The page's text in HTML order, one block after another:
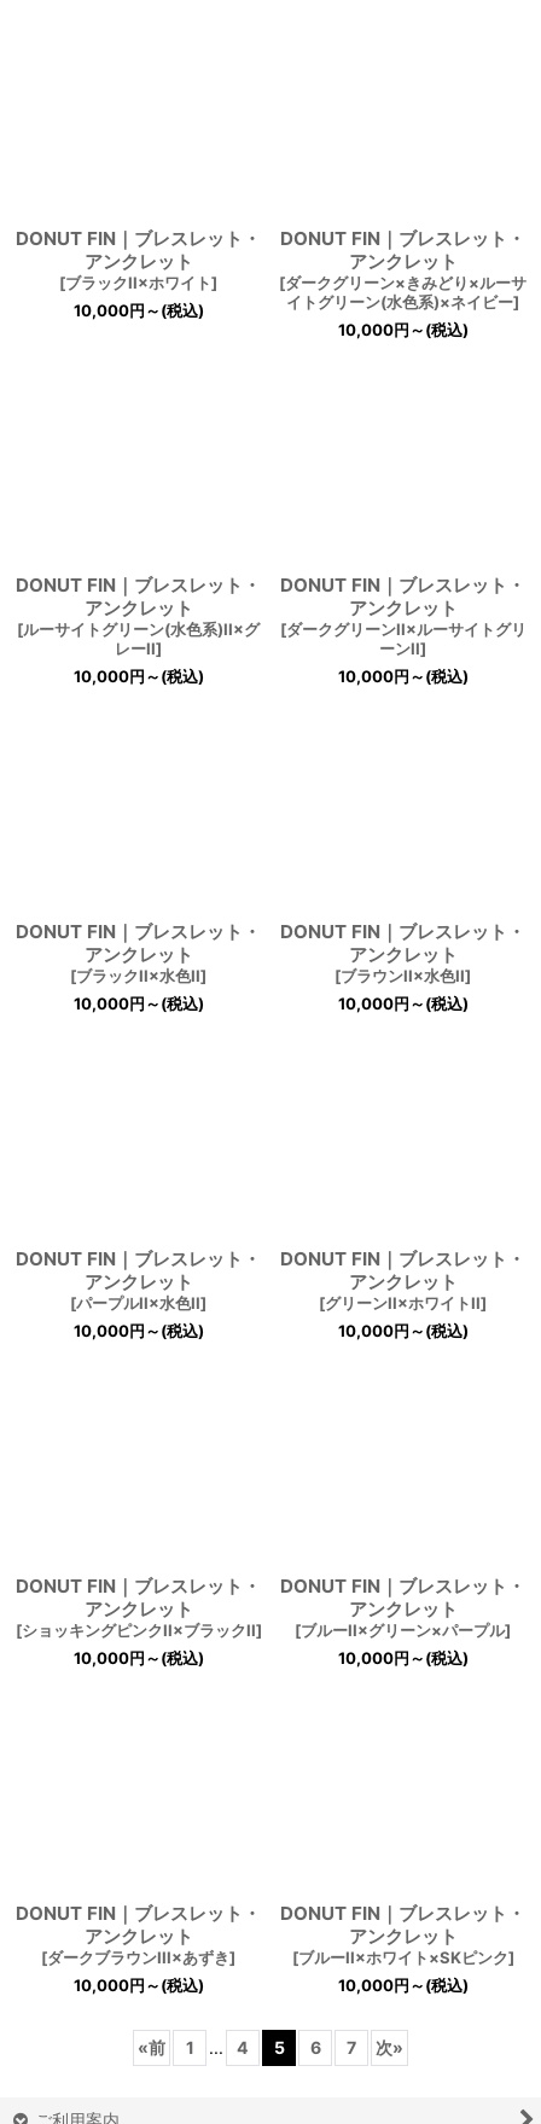
DONUT FIN｜ブレスレット・
アンクレット
[ブラックII×ホワイト]
10,000円～(税込)
DONUT FIN｜ブレスレット・
アンクレット
[ダークグリーン×きみどり×ルーサ
イトグリーン(水色系)×ネイビー]
10,000円～(税込)
DONUT FIN｜ブレスレット・
アンクレット
[ルーサイトグリーン(水色系)II×グ
レーII]
10,000円～(税込)
DONUT FIN｜ブレスレット・
アンクレット
[ダークグリーンII×ルーサイトグリ
ーンII]
10,000円～(税込)
DONUT FIN｜ブレスレット・
アンクレット
[ブラックII×水色II]
10,000円～(税込)
DONUT FIN｜ブレスレット・
アンクレット
[ブラウンII×水色II]
10,000円～(税込)
DONUT FIN｜ブレスレット・
アンクレット
[パープルII×水色II]
10,000円～(税込)
DONUT FIN｜ブレスレット・
アンクレット
[グリーンII×ホワイトII]
10,000円～(税込)
DONUT FIN｜ブレスレット・
アンクレット
[ショッキングピンクII×ブラックII]
10,000円～(税込)
DONUT FIN｜ブレスレット・
アンクレット
[ブルーII×グリーン×パープル]
10,000円～(税込)
DONUT FIN｜ブレスレット・
アンクレット
[ダークブラウンIII×あずき]
10,000円～(税込)
DONUT FIN｜ブレスレット・
アンクレット
[ブルーII×ホワイト×SKピンク]
10,000円～(税込)
«前 1 ... 4 5 6 7 次»
ご利用案内